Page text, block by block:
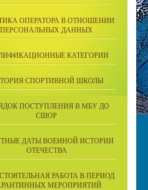
ОПЕРАТОРА В ОТНОШЕНИИ
ПЕРСОНАЛЬНЫХ ДАННЫХ
КАТЕГОРИИ
СПОРТИВНОЙ ШКОЛЫ
ПОСТУПЛЕНИЯ В МБУ ДО
СШОР
ДАТЫ ВОЕННОЙ ИСТОРИИ
ОТЕЧЕСТВА
РАБОТА В ПЕРИОД
МЕРОПРИЯТИЙ